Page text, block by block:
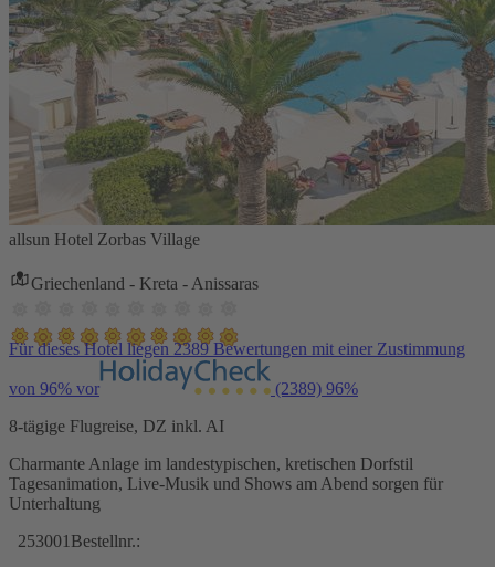
allsun Hotel Zorbas Village
Griechenland - Kreta - Anissaras
Für dieses Hotel liegen 2389 Bewertungen mit einer Zustimmung
von 96% vor (2389) 96%
8-tägige Flugreise, DZ inkl. AI
Charmante Anlage im landestypischen, kretischen Dorfstil
Tagesanimation, Live-Musik und Shows am Abend sorgen für
Unterhaltung
253001 Bestellnr.: